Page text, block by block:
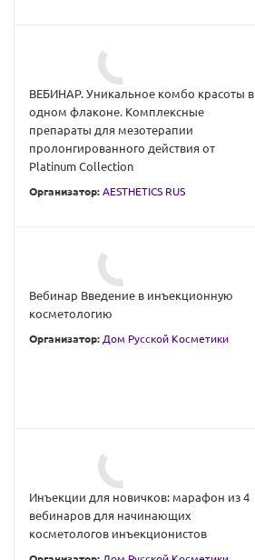
ВЕБИНАР. Уникальное комбо красоты в
одном флаконе. Комплексные
препараты для мезотерапии
пролонгированного действия от
Platinum Collection
Организатор: AESTHETICS RUS
Вебинар Введение в инъекционную
косметологию
Организатор: Дом Русской Косметики
Инъекции для новичков: марафон из 4
вебинаров для начинающих
косметологов инъекционистов